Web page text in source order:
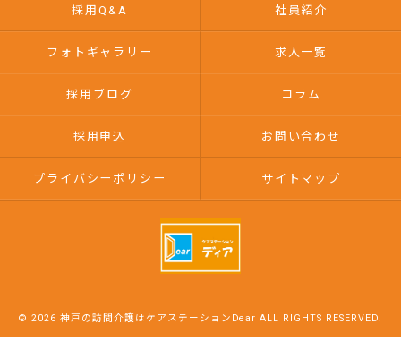
採用Q&A 社員紹介
フォトギャラリー 求人一覧
採用ブログ コラム
採用申込 お問い合わせ
プライバシーポリシー サイトマップ
© 2026 神戸の訪問介護はケアステーションDear ALL RIGHTS RESERVED.